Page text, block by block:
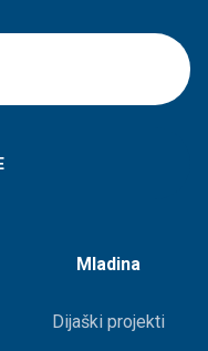
Mladina
Dijaški projekti